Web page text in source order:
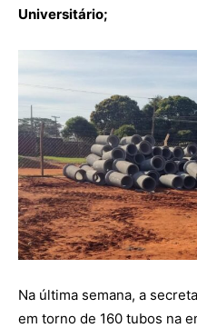
Universitário;
Na última semana, a
em torno de 160 tubos na